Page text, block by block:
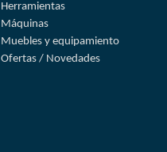
Herramientas
Máquinas
Muebles y equipamiento
Ofertas / Novedades